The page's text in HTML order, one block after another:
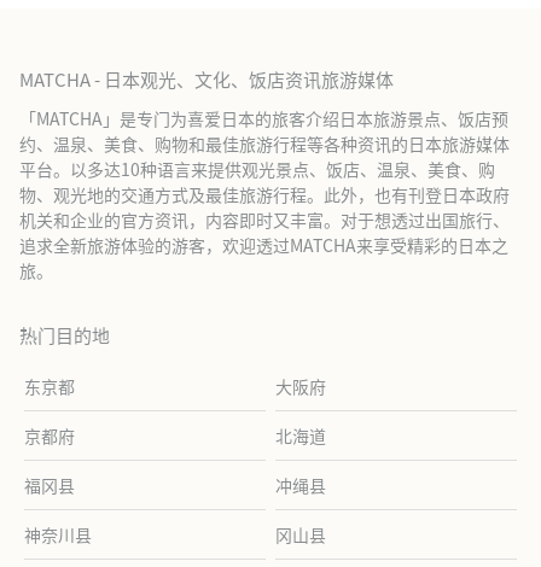
MATCHA - 日本观光、文化、饭店资讯旅游媒体
「MATCHA」是专门为喜爱日本的旅客介绍日本旅游景点、饭店预
约、温泉、美食、购物和最佳旅游行程等各种资讯的日本旅游媒体
平台。以多达10种语言来提供观光景点、饭店、温泉、美食、购
物、观光地的交通方式及最佳旅游行程。此外，也有刊登日本政府
机关和企业的官方资讯，内容即时又丰富。对于想透过出国旅行、
追求全新旅游体验的游客，欢迎透过MATCHA来享受精彩的日本之
旅。
热门目的地
东京都 大阪府
京都府 北海道
福冈县 冲绳县
神奈川县 冈山县